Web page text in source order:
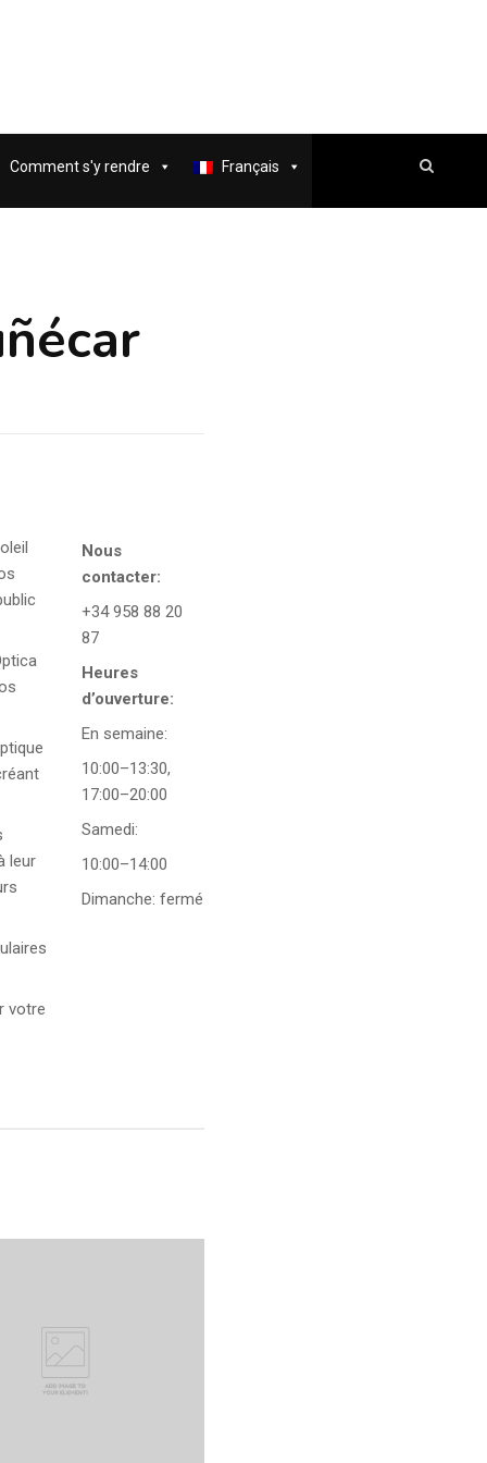
Comment s'y rendre Français
leur
votre
Nous
contacter:
+34 958 88 20
87
Heures
d’ouverture:
En semaine:
10:00–13:30,
17:00–20:00
Samedi:
10:00–14:00
Dimanche: fermé